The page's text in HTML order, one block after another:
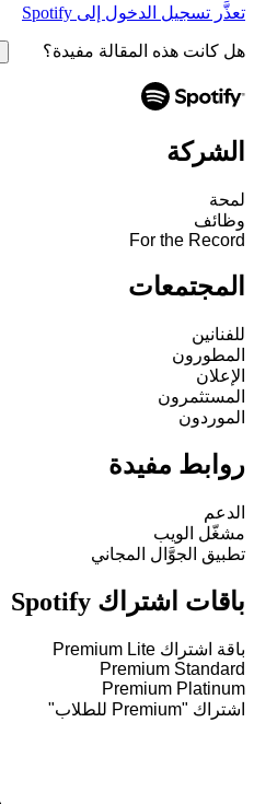
تعذَّر تسجيل الدخول إلى Spotify
هل كانت هذه المقالة مفيدة؟
الشركة
لمحة
وظائف
For the Record
المجتمعات
للفنانين
المطورون
الإعلان
المستثمرون
الموردون
روابط مفيدة
الدعم
مشغّل الويب
تطبيق الجوَّال المجاني
باقات اشتراك Spotify
باقة اشتراك Premium Lite
Premium Standard
Premium Platinum
اشتراك "Premium للطلاب"